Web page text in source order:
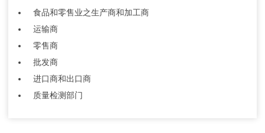
食品和零售业之生产商和加工商
运输商
零售商
批发商
进口商和出口商
质量检测部门